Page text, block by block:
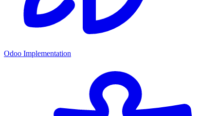
Odoo Implementation